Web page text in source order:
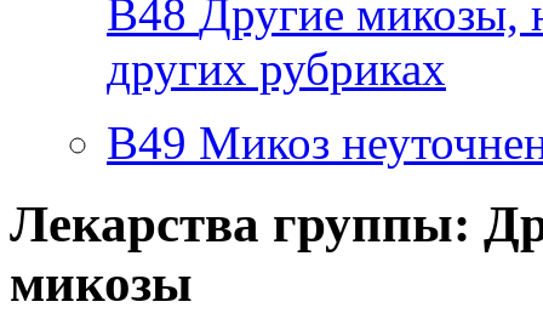
B48 Другие микозы,
других рубриках
B49 Микоз
Лекарства группы:
микозы